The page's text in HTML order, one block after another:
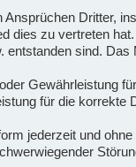
Dritter,
dies zu vertreten
sind.
Gewährleistung
für die korrekte
jederzeit und